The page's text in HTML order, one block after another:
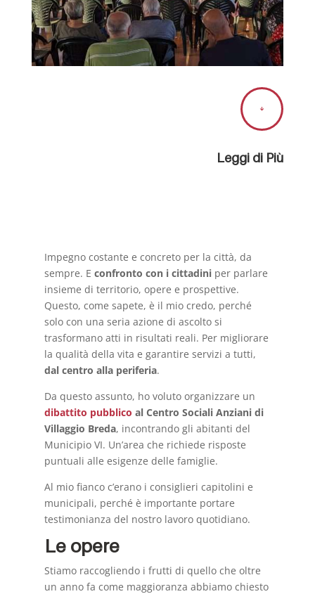

Leggi di Più
Impegno costante e concreto per la città, da
sempre. E confronto con i cittadini per parlare
insieme di territorio, opere e prospettive.
Questo, come sapete, è il mio credo, perché
solo con una seria azione di ascolto si
trasformano atti in risultati reali. Per migliorare
la qualità della vita e garantire servizi a tutti,
dal centro alla periferia.
Da questo assunto, ho voluto organizzare un
dibattito pubblico al Centro Sociali Anziani di
Villaggio Breda, incontrando gli abitanti del
Municipio VI. Un’area che richiede risposte
puntuali alle esigenze delle famiglie.
Al mio fianco c’erano i consiglieri capitolini e
municipali, perché è importante portare
testimonianza del nostro lavoro quotidiano.
Le opere
Stiamo raccogliendo i frutti di quello che oltre
un anno fa come maggioranza abbiamo chiesto